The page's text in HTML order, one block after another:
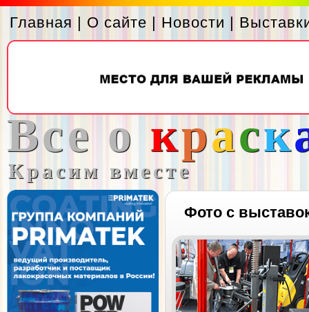
Главная | О сайте | Новости |
Все о краск
Красим вместе
Фото с